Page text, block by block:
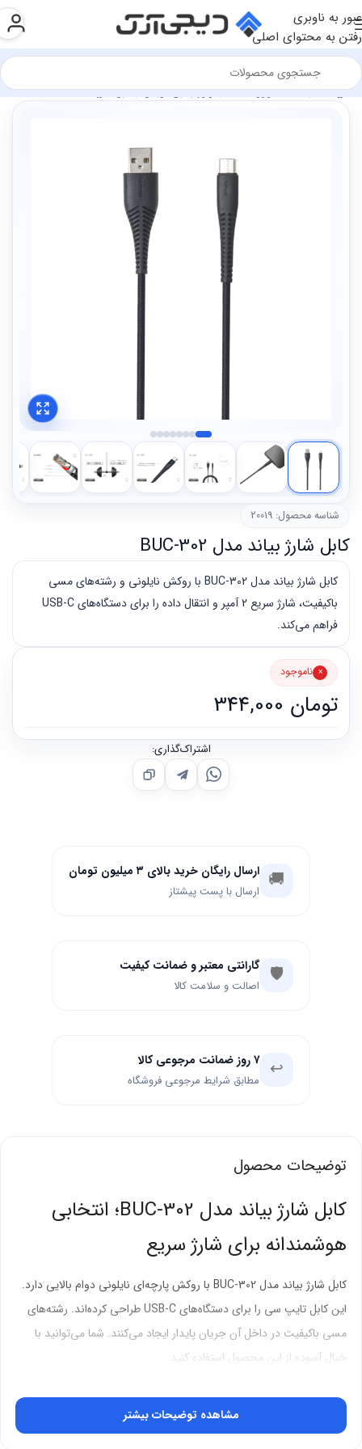
عبور به ناوبری
رفتن به محتوای اصلی
فروشگاه سخت افزار و قطعات لوازم جانبی موبایل کابل شارژ
شناسه محصول: 20019
کابل شارژ بیاند مدل BUC-302
کابل شارژ بیاند مدل BUC-302 با روکش نایلونی و رشته‌های مسی
باکیفیت، شارژ سریع 2 آمپر و انتقال داده را برای دستگاه‌های USB-C
فراهم می‌کند.
تومان
ناموجود
اشتراک‌گذاری:
🚚 ارسال رایگان خرید بالای ۳ میلیون تومان
ارسال با پست پیشتاز
🛡️ گارانتی معتبر و ضمانت کیفیت
اصالت و سلامت کالا
↩️ ۷ روز ضمانت مرجوعی کالا
مطابق شرایط مرجوعی فروشگاه
توضیحات محصول
کابل شارژ بیاند مدل BUC-302؛ انتخابی
هوشمندانه برای شارژ سریع
کابل شارژ بیاند مدل BUC-302 با روکش پارچه‌ای نایلونی دوام بالایی دارد.
این کابل تایپ سی را برای دستگاه‌های USB-C طراحی کرده‌اند. رشته‌های
مسی باکیفیت در داخل آن جریان پایدار ایجاد می‌کنند. شما می‌توانید با
خیال آسوده از این محصول استفاده کنید.
روکش پارچه‌ای نایلونی؛ مقاومت در برابر
فشار
مشاهده توضیحات بیشتر